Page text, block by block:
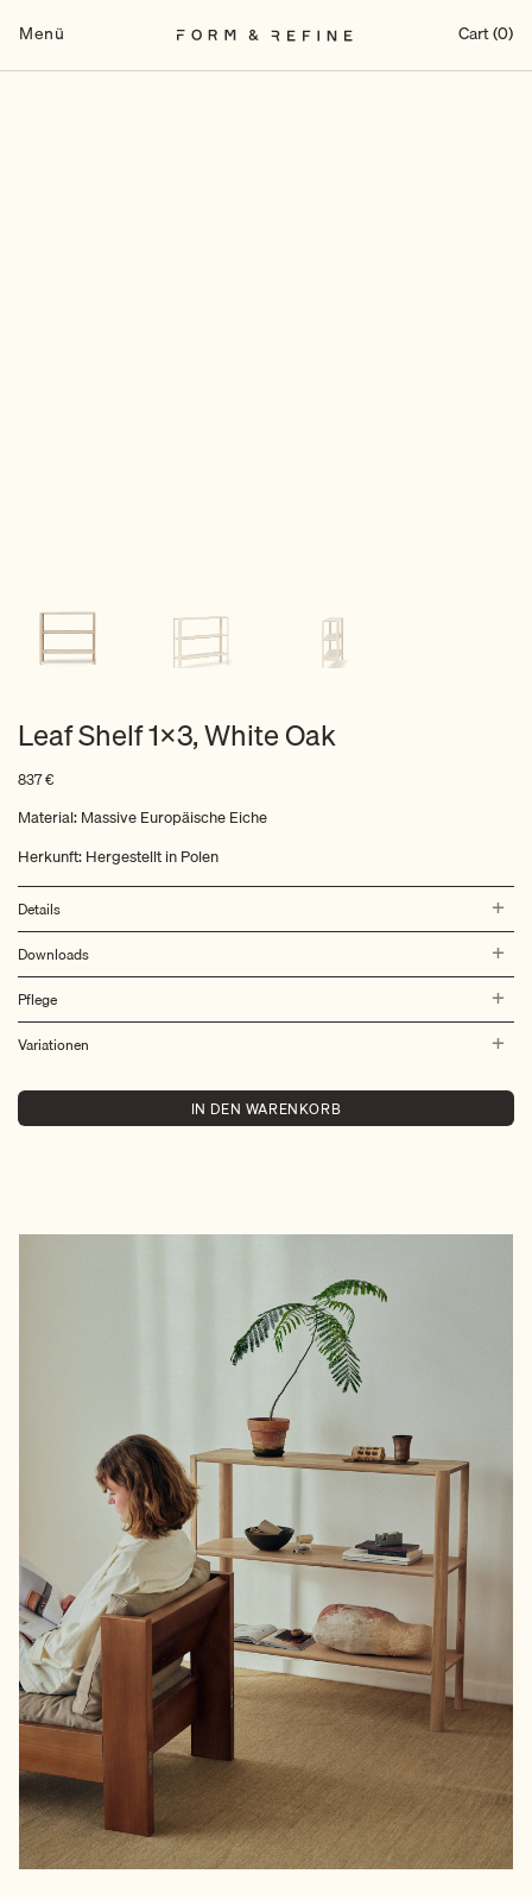
InhaltMenü Cart (0)
Leaf Shelf 1×3, White Oak
837€
Material: Massive Europäische Eiche
Herkunft: Hergestellt in Polen
Details
Downloads
Pflege
Variationen
IN DEN WARENKORB